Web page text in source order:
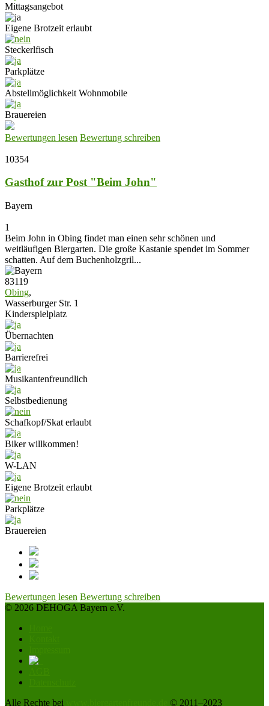
Mittagsangebot
Eigene Brotzeit erlaubt
Steckerlfisch
Parkplätze
Abstellmöglichkeit Wohnmobile
Brauereien
Bewertungen lesen Bewertung schreiben
10354
Gasthof zur Post "Beim John"
Bayern
1
Beim John in Obing findet man einen sehr schönen und
weitläufigen Biergarten. Die große Kastanie spendet im Sommer
schatten. Auf dem Buchenholzgril...
83119
Obing,
Wasserburger Str. 1
Kinderspielplatz
Übernachten
Barrierefrei
Musikantenfreundlich
Selbstbedienung
Schafkopf/Skat erlaubt
Biker willkommen!
W-LAN
Eigene Brotzeit erlaubt
Parkplätze
Brauereien
Bewertungen lesen Bewertung schreiben
© 2026 DEHOGA Bayern e.V.
Alle Rechte bei
© 2011–2023